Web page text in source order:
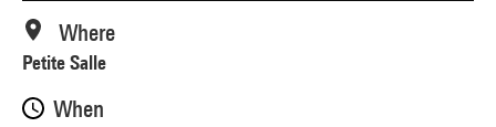
Where
Petite Salle
When